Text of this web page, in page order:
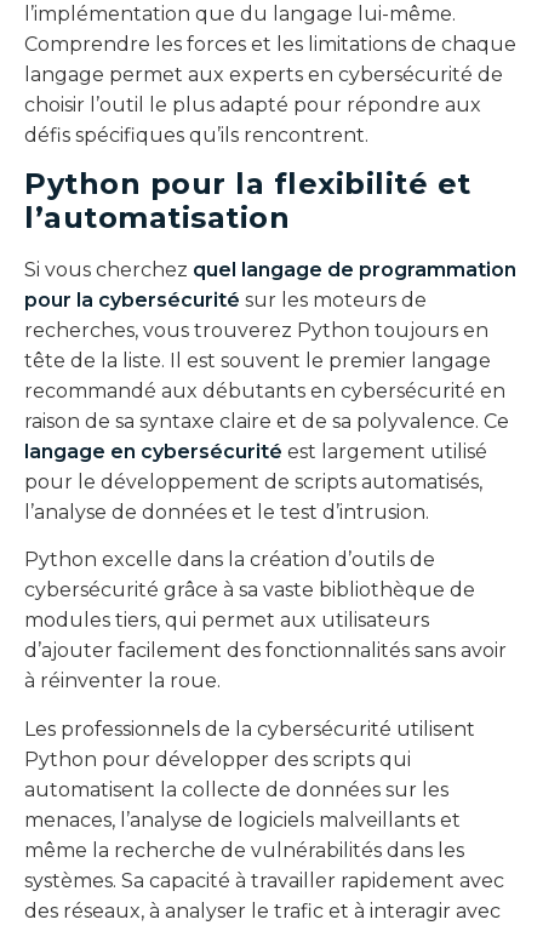
l’implémentation que du langage lui-même.
Comprendre les forces et les limitations de chaque
langage permet aux experts en cybersécurité de
choisir l’outil le plus adapté pour répondre aux
défis spécifiques qu’ils rencontrent.
Python pour la flexibilité et
l’automatisation
Si vous cherchez quel langage de programmation
pour la cybersécurité sur les moteurs de
recherches, vous trouverez Python toujours en
tête de la liste. Il est souvent le premier langage
recommandé aux débutants en cybersécurité en
raison de sa syntaxe claire et de sa polyvalence. Ce
langage en cybersécurité est largement utilisé
pour le développement de scripts automatisés,
l’analyse de données et le test d’intrusion.
Python excelle dans la création d’outils de
cybersécurité grâce à sa vaste bibliothèque de
modules tiers, qui permet aux utilisateurs
d’ajouter facilement des fonctionnalités sans avoir
à réinventer la roue.
Les professionnels de la cybersécurité utilisent
Python pour développer des scripts qui
automatisent la collecte de données sur les
menaces, l’analyse de logiciels malveillants et
même la recherche de vulnérabilités dans les
systèmes. Sa capacité à travailler rapidement avec
des réseaux, à analyser le trafic et à interagir avec